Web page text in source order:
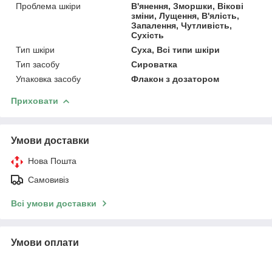
Проблема шкіри
В'янення, Зморшки, Вікові
зміни, Лущення, В'ялість,
Запалення, Чутливість,
Сухість
Тип шкіри
Суха, Всі типи шкіри
Тип засобу
Сироватка
Упаковка засобу
Флакон з дозатором
Приховати
Умови доставки
Нова Пошта
Самовивіз
Всі умови доставки
Умови оплати